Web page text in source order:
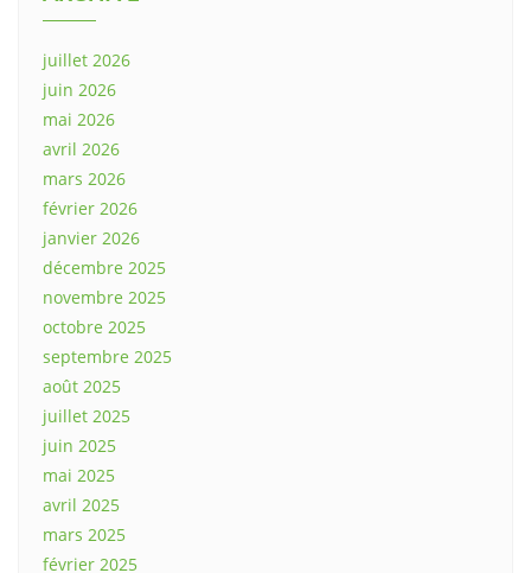
juillet 2026
juin 2026
mai 2026
avril 2026
mars 2026
février 2026
janvier 2026
décembre 2025
novembre 2025
octobre 2025
septembre 2025
août 2025
juillet 2025
juin 2025
mai 2025
avril 2025
mars 2025
février 2025